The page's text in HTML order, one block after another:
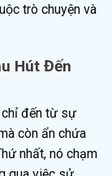
trò chuyện và
Hút Đến
chỉ đến từ sự
còn ẩn chứa
nhất, nó chạm